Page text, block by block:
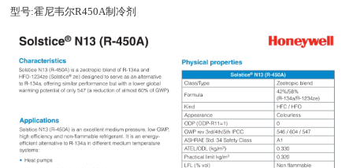
型号:霍尼韦尔R450A制冷剂